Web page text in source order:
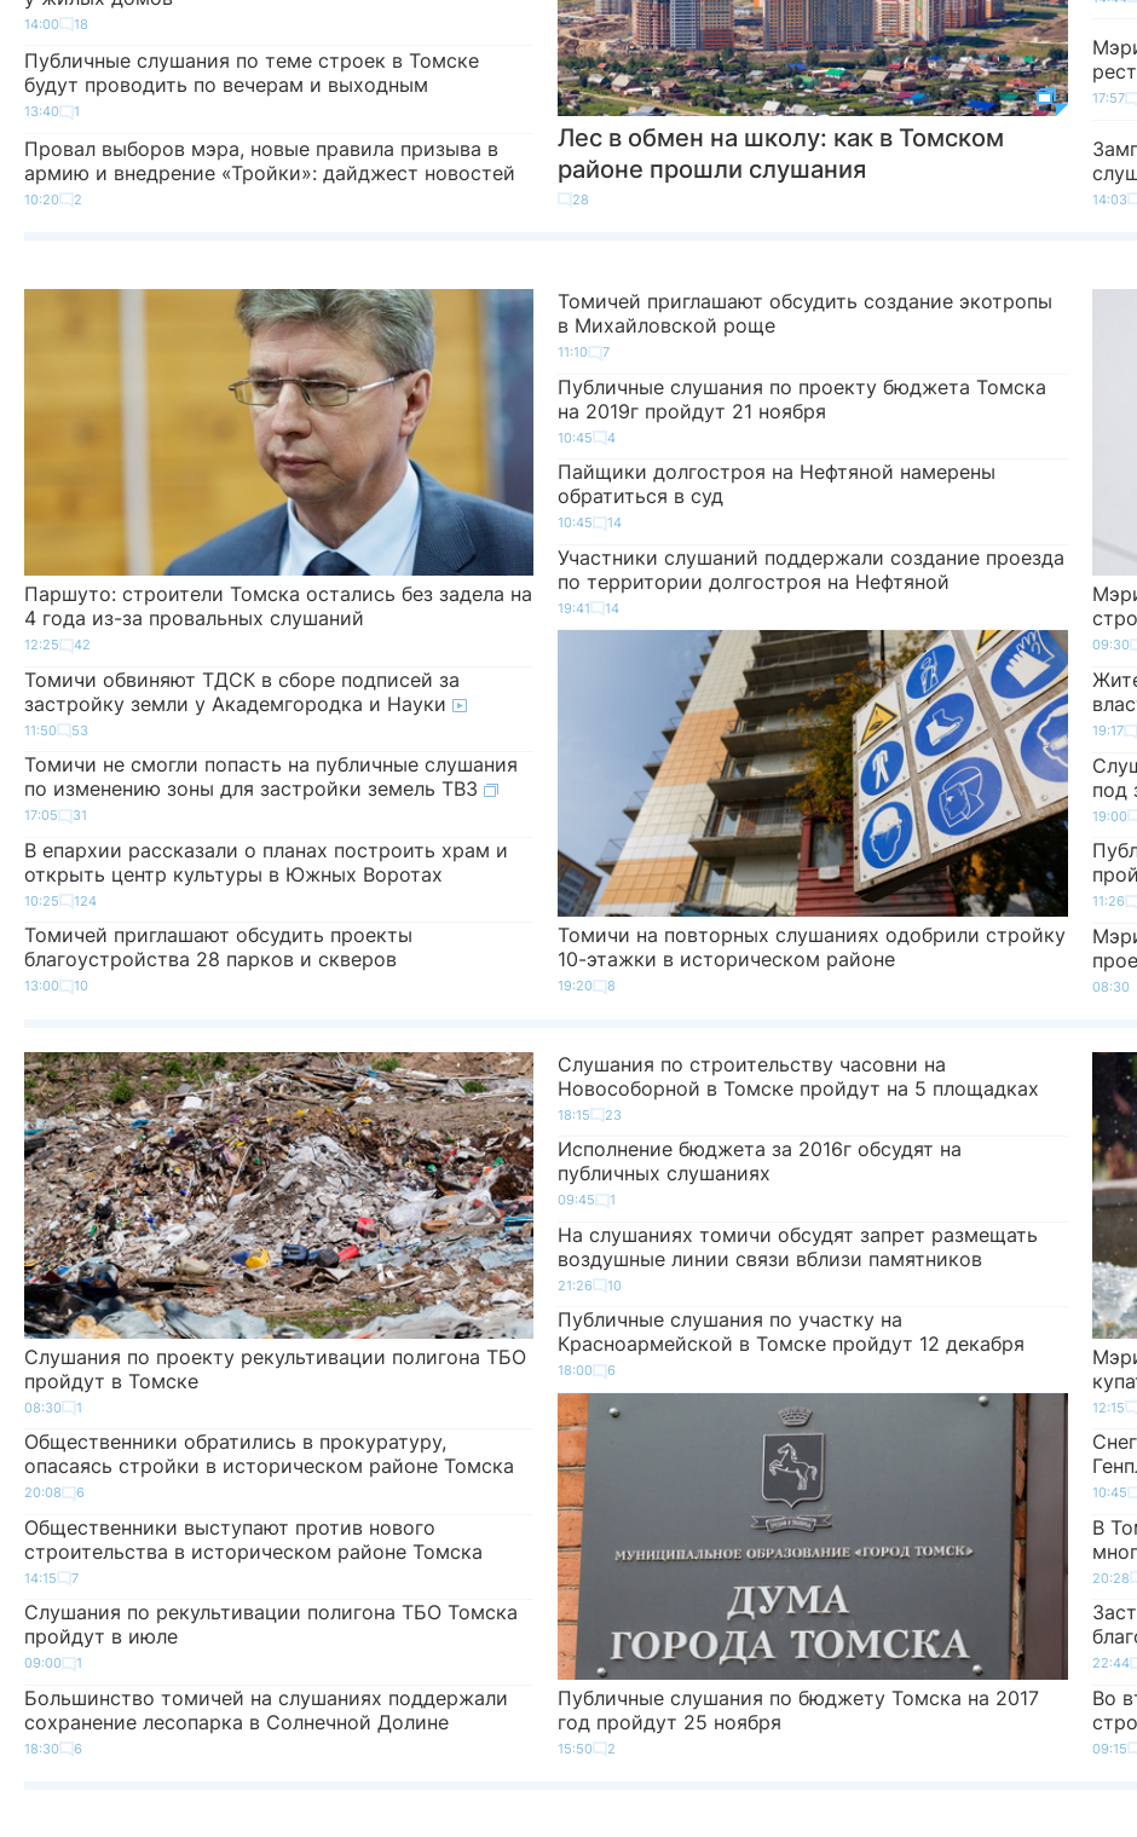
14:00 18
Публичные слушания по теме строек в Томске
будут проводить по вечерам и выходным
13:40 1
Провал выборов мэра, новые правила призыва в
армию и внедрение «Тройки»: дайджест новостей
10:20 2
Лес в обмен на школу: как в Томском
районе прошли слушания
28
17:57
14:03
Паршуто: строители Томска остались без задела на
4 года из-за провальных слушаний
12:25 42
Томичи обвиняют ТДСК в сборе подписей за
застройку земли у Академгородка и Науки
11:50 53
Томичи не смогли попасть на публичные слушания
по изменению зоны для застройки земель ТВЗ
17:05 31
В епархии рассказали о планах построить храм и
открыть центр культуры в Южных Воротах
10:25 124
Томичей приглашают обсудить проекты
благоустройства 28 парков и скверов
13:00 10
Томичей приглашают обсудить создание экотропы
в Михайловской роще
11:10 7
Публичные слушания по проекту бюджета Томска
на 2019г пройдут 21 ноября
10:45 4
Пайщики долгостроя на Нефтяной намерены
обратиться в суд
10:45 14
Участники слушаний поддержали создание проезда
по территории долгостроя на Нефтяной
19:41 14
Томичи на повторных слушаниях одобрили стройку
10-этажки в историческом районе
19:20 8
09:30
19:17
под
19:00
11:26
08:30
Слушания по проекту рекультивации полигона ТБО
пройдут в Томске
08:30 1
Общественники обратились в прокуратуру,
опасаясь стройки в историческом районе Томска
20:08 6
Общественники выступают против нового
строительства в историческом районе Томска
14:15 7
Слушания по рекультивации полигона ТБО Томска
пройдут в июле
09:00 1
Большинство томичей на слушаниях поддержали
сохранение лесопарка в Солнечной Долине
18:30 6
Слушания по строительству часовни на
Новособорной в Томске пройдут на 5 площадках
18:15 23
Исполнение бюджета за 2016г обсудят на
публичных слушаниях
09:45 1
На слушаниях томичи обсудят запрет размещать
воздушные линии связи вблизи памятников
21:26 10
Публичные слушания по участку на
Красноармейской в Томске пройдут 12 декабря
18:00 6
Публичные слушания по бюджету Томска на 2017
год пройдут 25 ноября
15:50 2
12:15
10:45
В
20:28
22:44
Во
09:15